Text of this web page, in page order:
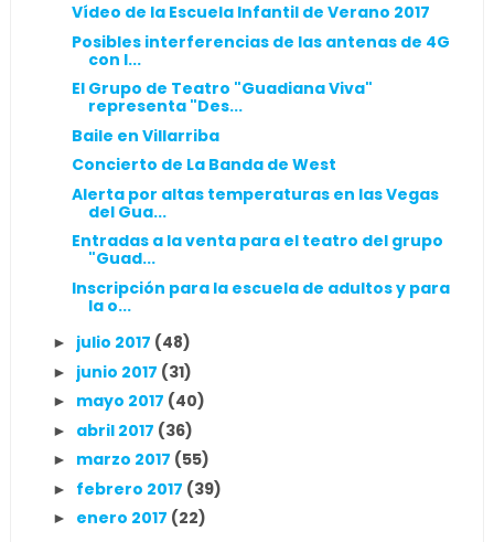
Vídeo de la Escuela Infantil de Verano 2017
Posibles interferencias de las antenas de 4G
con l...
El Grupo de Teatro "Guadiana Viva"
representa "Des...
Baile en Villarriba
Concierto de La Banda de West
Alerta por altas temperaturas en las Vegas
del Gua...
Entradas a la venta para el teatro del grupo
"Guad...
Inscripción para la escuela de adultos y para
la o...
► julio 2017 (48)
► junio 2017 (31)
► mayo 2017 (40)
► abril 2017 (36)
► marzo 2017 (55)
► febrero 2017 (39)
► enero 2017 (22)